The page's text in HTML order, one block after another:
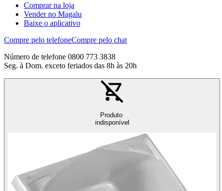
Comprar na loja
Vender no Magalu
Baixe o aplicativo
Compre pelo telefoneCompre pelo chat
Número de telefone 0800 773 3838
Seg. à Dom. exceto feriados das 8h às 20h
Produto
indisponível